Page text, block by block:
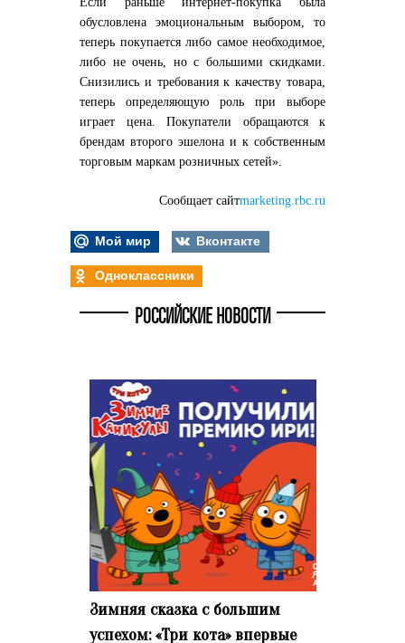
обусловлена эмоциональным выбором, то
теперь покупается либо самое необходимое,
либо не очень, но с большими скидками.
Снизились и требования к качеству товара,
теперь определяющую роль при выборе
играет цена. Покупатели обращаются к
брендам второго эшелона и к собственным
торговым маркам розничных сетей».
Сообщает сайтmarketing.rbc.ru
Мой мир
Вконтакте
Одноклассники
РОССИЙСКИЕ НОВОСТИ
Зимняя сказка с большим
успехом: «Три кота» впервые